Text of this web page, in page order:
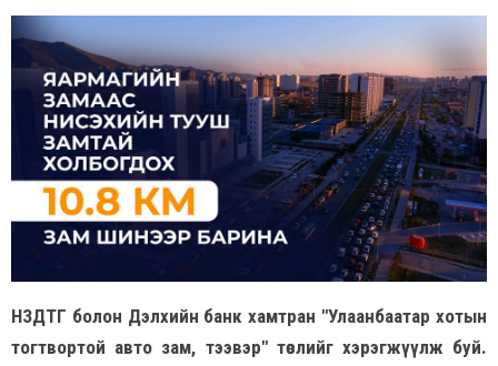
НЗДТГ болон Дэлхийн банк хамтран "Улаанбаатар хотын
тогтвортой авто зам, тээвэр" төслийг хэрэгжүүлж буй.